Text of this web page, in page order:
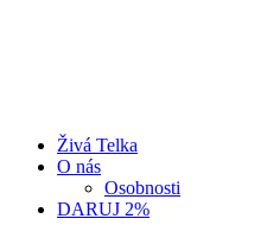
Živá Telka
O nás
Osobnosti
DARUJ 2%